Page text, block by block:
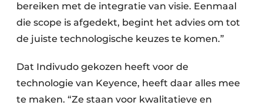
bereiken met de integratie van visie. Eenmaal
die scope is afgedekt, begint het advies om tot
de juiste technologische keuzes te komen.”
Dat Indivudo gekozen heeft voor de
technologie van Keyence, heeft daar alles mee
te maken. “Ze staan voor kwalitatieve en